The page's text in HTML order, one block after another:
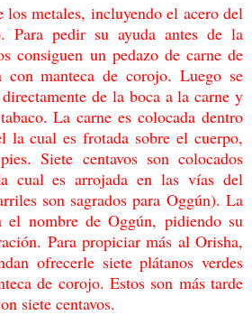
los metales, incluyendo el acero del
Para pedir su ayuda antes de la
consiguen un pedazo de carne de
con manteca de corojo. Luego se
de la boca a la carne y
La carne es colocada dentro
la cual es frotada sobre el cuerpo,
Siete centavos son colocados
cual es arrojada en las vías del
son sagrados para Oggún). La
el nombre de Oggún, pidiendo su
Para propiciar más al Orisha,
ofrecerle sieteplátanos verdes
de corojo. Estos son más tarde
siete centavos.